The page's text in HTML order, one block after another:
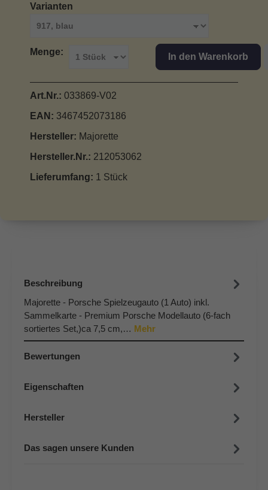
Varianten
Menge: In den Warenkorb
Art.Nr.: 033869-V02
EAN: 3467452073186
Hersteller: Majorette
Hersteller.Nr.: 212053062
Lieferumfang: 1 Stück
Beschreibung
Majorette - Porsche Spielzeugauto (1 Auto) inkl.
Sammelkarte - Premium Porsche Modellauto (6-fach
sortiertes Set,)ca 7,5 cm,… Mehr
Bewertungen
Eigenschaften
Hersteller
Das sagen unsere Kunden